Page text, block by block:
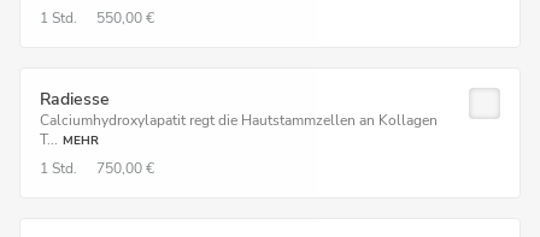
1 Std. 550,00 €
Radiesse
Calciumhydroxylapatit regt die Hautstammzellen an Kollagen
T... MEHR
1 Std. 750,00 €